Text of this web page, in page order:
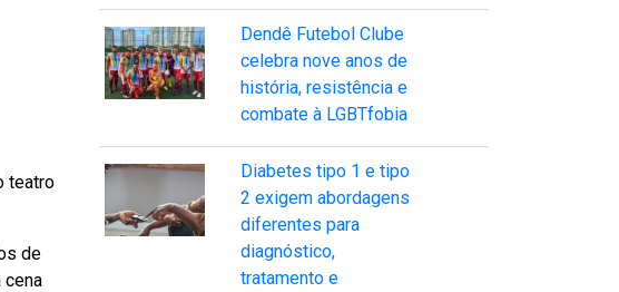
teatro
de
Dendê Futebol Clube
celebra nove anos de
história, resistência e
combate à LGBTfobia
Diabetes tipo 1 e tipo
2 exigem abordagens
diferentes para
diagnóstico,
tratamento e